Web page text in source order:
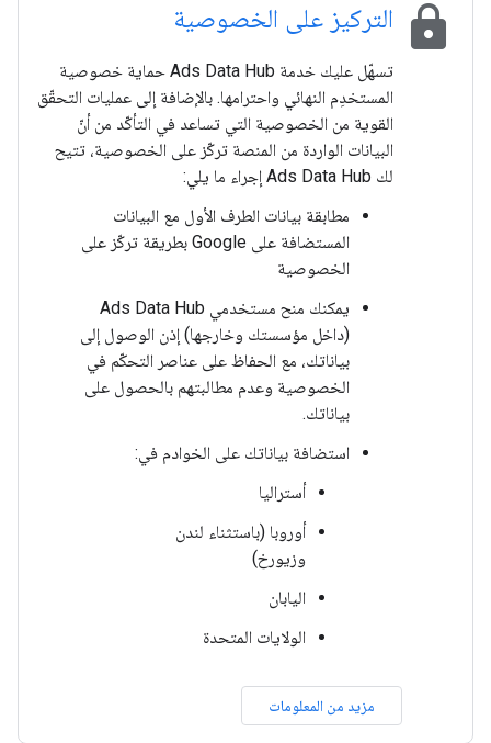
lock التركيز على الخصوصية
تسهّل عليك خدمة Ads Data Hub حماية خصوصية
المستخدِم النهائي واحترامها. بالإضافة إلى عمليات التحقّق
القوية من الخصوصية التي تساعد في التأكّد من أنّ
البيانات الواردة من المنصة تركّز على الخصوصية، تتيح
لك Ads Data Hub إجراء ما يلي:
مطابقة بيانات الطرف الأول مع البيانات
المستضافة على Google بطريقة تركّز على
الخصوصية
يمكنك منح مستخدمي Ads Data Hub
(داخل مؤسستك وخارجها) إذن الوصول إلى
بياناتك، مع الحفاظ على عناصر التحكّم في
الخصوصية وعدم مطالبتهم بالحصول على
بياناتك.
استضافة بياناتك على الخوادم في:
أستراليا
أوروبا (باستثناء لندن
وزيورخ)
اليابان
الولايات المتحدة
مزيد من المعلومات